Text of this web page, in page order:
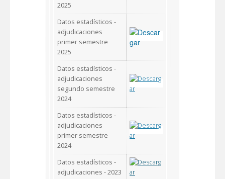
2025
Datos estadísticos -
adjudicaciones
primer semestre
2025
Datos estadísticos -
adjudicaciones
segundo semestre
2024
Datos estadísticos -
adjudicaciones
primer semestre
2024
Datos estadísticos -
adjudicaciones - 2023